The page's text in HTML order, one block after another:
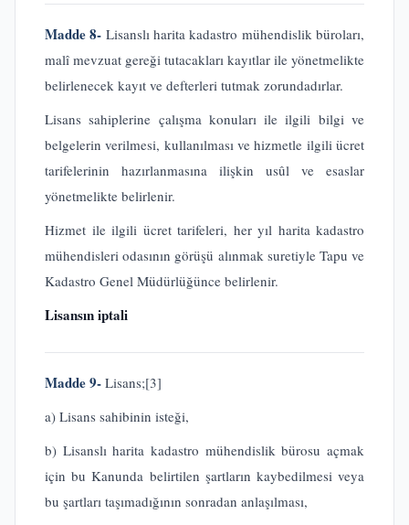
Madde 8- Lisanslı harita kadastro mühendislik büroları,
malî mevzuat gereği tutacakları kayıtlar ile yönetmelikte
belirlenecek kayıt ve defterleri tutmak zorundadırlar.
Lisans sahiplerine çalışma konuları ile ilgili bilgi ve
belgelerin verilmesi, kullanılması ve hizmetle ilgili ücret
tarifelerinin hazırlanmasına ilişkin usûl ve esaslar
yönetmelikte belirlenir.
Hizmet ile ilgili ücret tarifeleri, her yıl harita kadastro
mühendisleri odasının görüşü alınmak suretiyle Tapu ve
Kadastro Genel Müdürlüğünce belirlenir.
Lisansın iptali
Madde 9- Lisans;[3]
a) Lisans sahibinin isteği,
b) Lisanslı harita kadastro mühendislik bürosu açmak
için bu Kanunda belirtilen şartların kaybedilmesi veya
bu şartları taşımadığının sonradan anlaşılması,